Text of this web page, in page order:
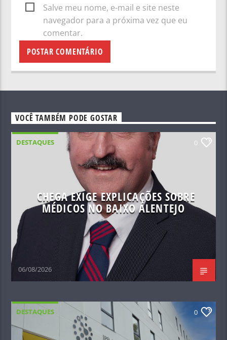
Salve meu nome, e-mail e site neste
navegador para a próxima vez que eu
comentar.
VOCÊ TAMBÉM PODE GOSTAR
DESTAQUES 0
CHEGA EXIGE EXPLICAÇÕES SOBRE
MÉDICOS NO BAIXO ALENTEJO
06/08/2026
DESTAQUES 0